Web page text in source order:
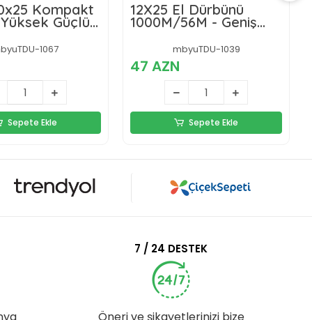
Kompakt
Güçlü
Teleskop
Konser
Çocuklar için
1067
Sepete Ekle
12X25 El Dürbünü
1000M/56M - Geniş
Görüş Alanlı Siyah
mbyuTDU-1039
47 AZN
Sepete Ekle
7 / 24 DESTEK